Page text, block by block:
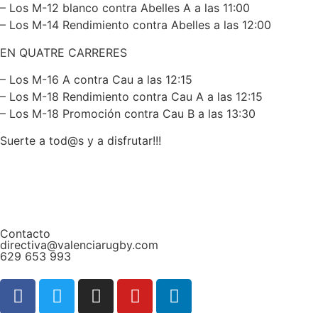
– Los M-12 blanco contra Abelles A a las 11:00
– Los M-14 Rendimiento contra Abelles a las 12:00
EN QUATRE CARRERES
– Los M-16 A contra Cau a las 12:15
– Los M-18 Rendimiento contra Cau A a las 12:15
– Los M-18 Promoción contra Cau B a las 13:30
Suerte a tod@s y a disfrutar!!!
Contacto
directiva@valenciarugby.com
629 653 993